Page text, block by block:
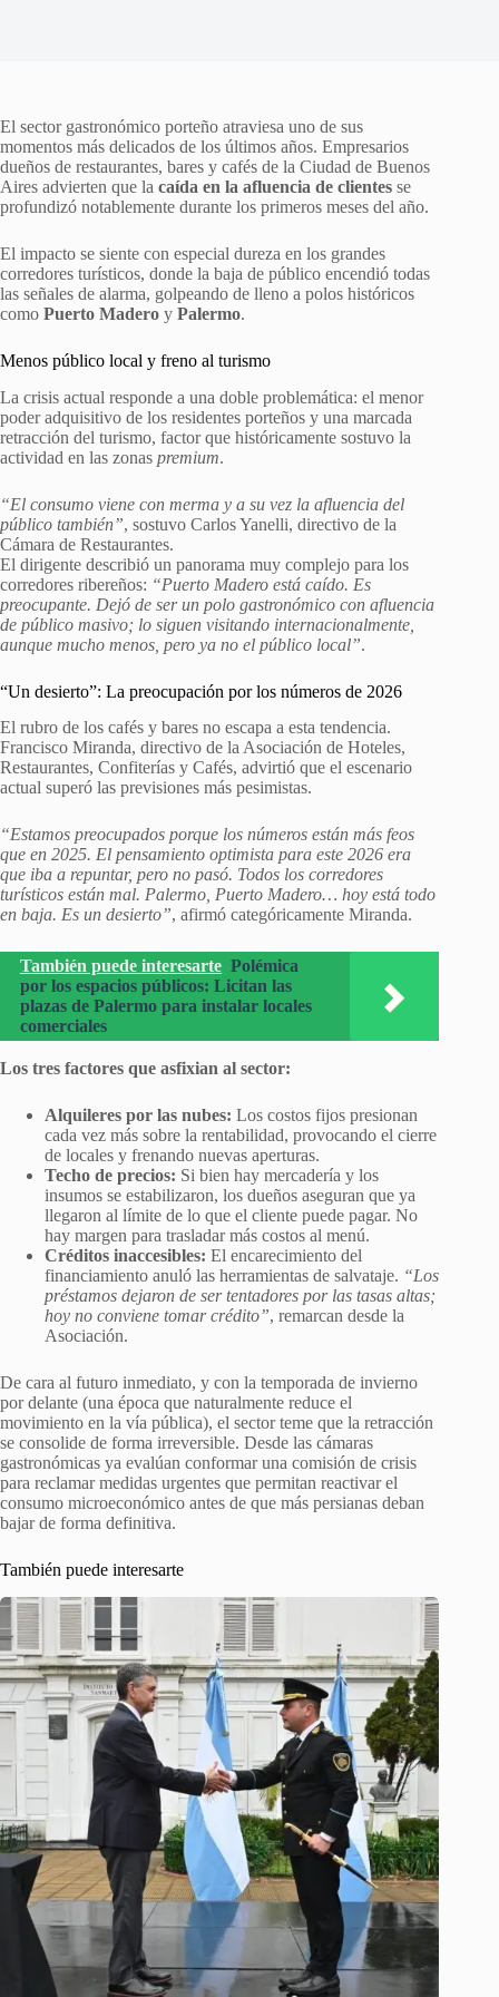
El sector gastronómico porteño atraviesa uno de sus
momentos más delicados de los últimos años. Empresarios
dueños de restaurantes, bares y cafés de la Ciudad de Buenos
Aires advierten que la caída en la afluencia de clientes se
profundizó notablemente durante los primeros meses del año.
El impacto se siente con especial dureza en los grandes
corredores turísticos, donde la baja de público encendió todas
las señales de alarma, golpeando de lleno a polos históricos
como Puerto Madero y Palermo.
Menos público local y freno al turismo
La crisis actual responde a una doble problemática: el menor
poder adquisitivo de los residentes porteños y una marcada
retracción del turismo, factor que históricamente sostuvo la
actividad en las zonas premium.
“El consumo viene con merma y a su vez la afluencia del
público también”, sostuvo Carlos Yanelli, directivo de la
Cámara de Restaurantes.
El dirigente describió un panorama muy complejo para los
corredores ribereños: “Puerto Madero está caído. Es
preocupante. Dejó de ser un polo gastronómico con afluencia
de público masivo; lo siguen visitando internacionalmente,
aunque mucho menos, pero ya no el público local”.
“Un desierto”: La preocupación por los números de 2026
El rubro de los cafés y bares no escapa a esta tendencia.
Francisco Miranda, directivo de la Asociación de Hoteles,
Restaurantes, Confiterías y Cafés, advirtió que el escenario
actual superó las previsiones más pesimistas.
“Estamos preocupados porque los números están más feos
que en 2025. El pensamiento optimista para este 2026 era
que iba a repuntar, pero no pasó. Todos los corredores
turísticos están mal. Palermo, Puerto Madero… hoy está todo
en baja. Es un desierto”, afirmó categóricamente Miranda.
También puede interesarte Polémica
por los espacios públicos: Licitan las
plazas de Palermo para instalar locales
comerciales
Los tres factores que asfixian al sector:
Alquileres por las nubes: Los costos fijos presionan
cada vez más sobre la rentabilidad, provocando el cierre
de locales y frenando nuevas aperturas.
Techo de precios: Si bien hay mercadería y los
insumos se estabilizaron, los dueños aseguran que ya
llegaron al límite de lo que el cliente puede pagar. No
hay margen para trasladar más costos al menú.
Créditos inaccesibles: El encarecimiento del
financiamiento anuló las herramientas de salvataje. “Los
préstamos dejaron de ser tentadores por las tasas altas;
hoy no conviene tomar crédito”, remarcan desde la
Asociación.
De cara al futuro inmediato, y con la temporada de invierno
por delante (una época que naturalmente reduce el
movimiento en la vía pública), el sector teme que la retracción
se consolide de forma irreversible. Desde las cámaras
gastronómicas ya evalúan conformar una comisión de crisis
para reclamar medidas urgentes que permitan reactivar el
consumo microeconómico antes de que más persianas deban
bajar de forma definitiva.
También puede interesarte